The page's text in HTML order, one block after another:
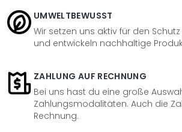
UMWELTBEWUSST
Wir setzen uns aktiv für den
und entwickeln nachhaltige
ZAHLUNG AUF RECHNUNG
Bei uns hast du eine große
Zahlungsmodalitäten. Auch die
Rechnung.